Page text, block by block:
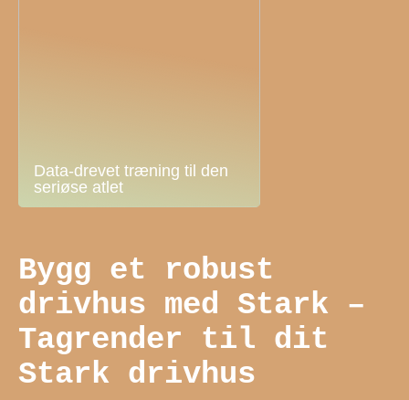
Data-drevet træning til den
seriøse atlet
Bygg et robust
drivhus med Stark –
Tagrender til dit
Stark drivhus